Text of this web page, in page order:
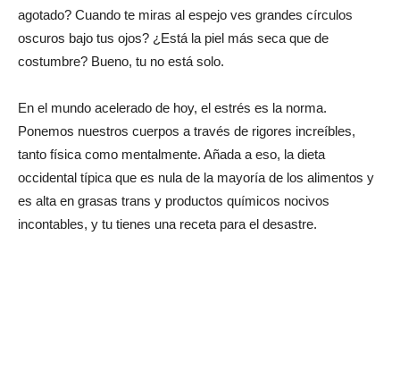
agotado? Cuando te miras al espejo ves grandes círculos
oscuros bajo tus ojos? ¿Está la piel más seca que de
costumbre? Bueno, tu no está solo.
En el mundo acelerado de hoy, el estrés es la norma.
Ponemos nuestros cuerpos a través de rigores increíbles,
tanto física como mentalmente. Añada a eso, la dieta
occidental típica que es nula de la mayoría de los alimentos y
es alta en grasas trans y productos químicos nocivos
incontables, y tu tienes una receta para el desastre.